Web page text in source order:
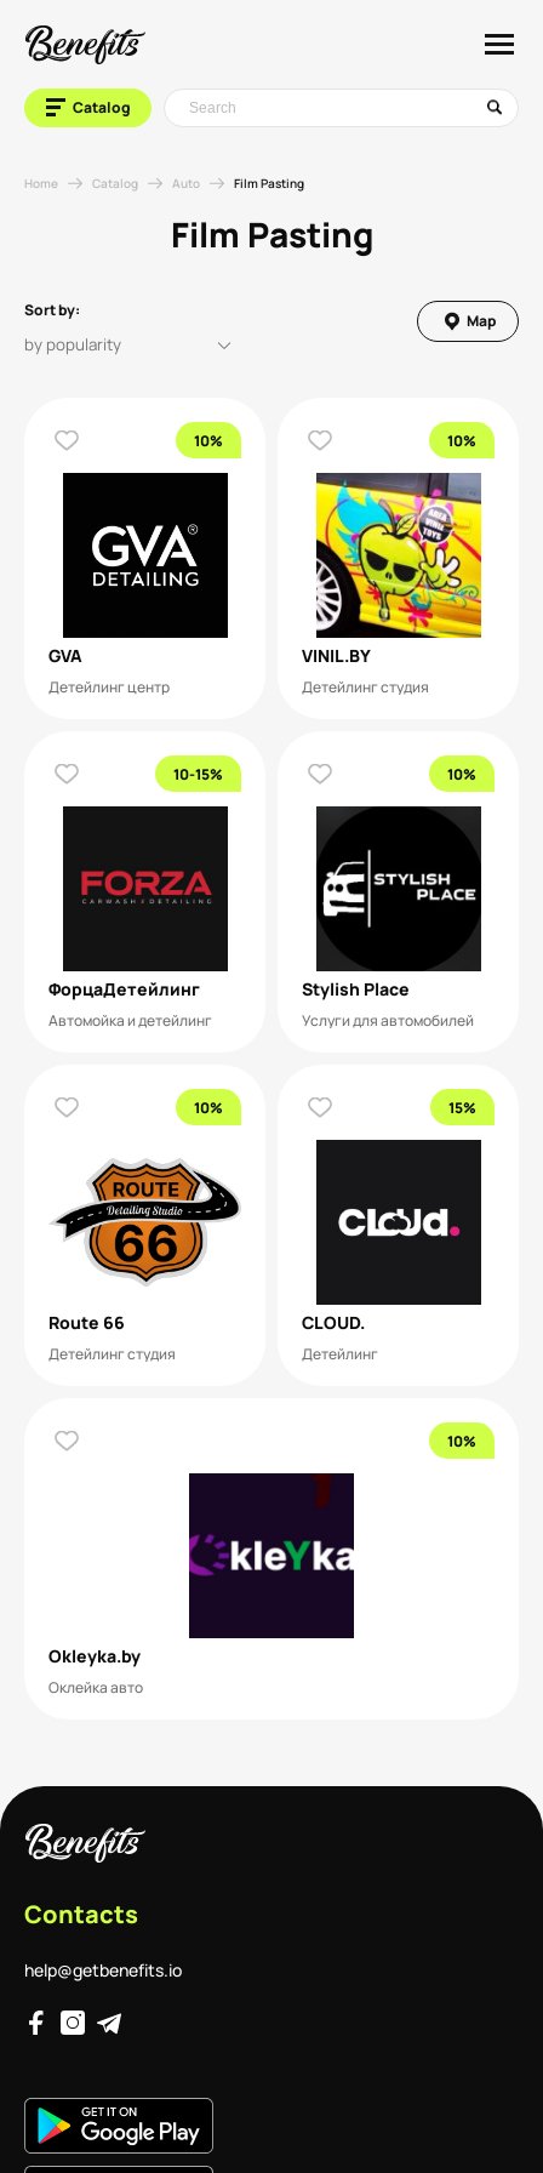
Catalog
Home Catalog Auto Film Pasting
Film Pasting
Sort by:
Map
10%
GVA
Детейлинг центр
10%
VINIL.BY
Детейлинг студия
10-15%
ФорцаДетейлинг
Автомойка и детейлинг
10%
Stylish Place
Услуги для автомобилей
10%
Route 66
Детейлинг студия
15%
CLOUD.
Детейлинг
10%
Okleyka.by
Оклейка авто
Contacts
help@getbenefits.io